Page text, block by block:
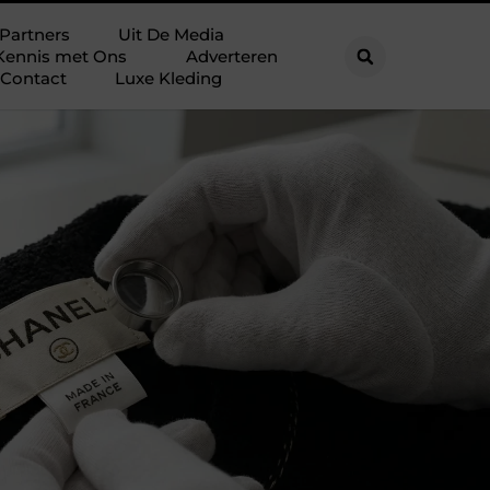
Uit De Media
met Ons
Adverteren
Contact
Luxe Kleding